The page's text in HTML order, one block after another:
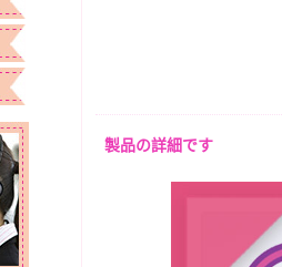
製品の詳細です